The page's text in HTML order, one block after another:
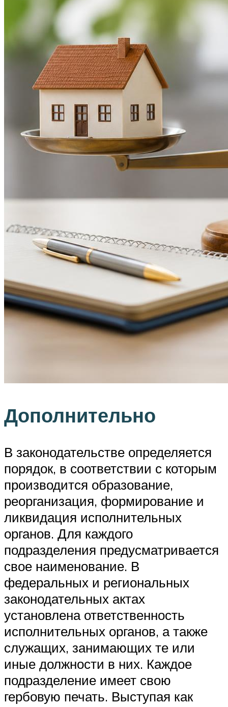
Дополнительно
В законодательстве определяется
порядок, в соответствии с которым
производится образование,
реорганизация, формирование и
ликвидация исполнительных
органов. Для каждого
подразделения предусматривается
свое наименование. В
федеральных и региональных
законодательных актах
установлена ответственность
исполнительных органов, а также
служащих, занимающих те или
иные должности в них. Каждое
подразделение имеет свою
гербовую печать. Выступая как